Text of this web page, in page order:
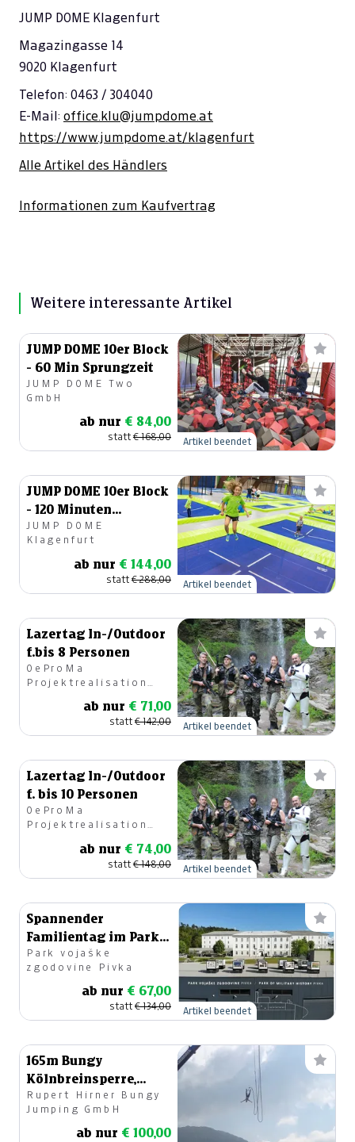
---
---
--- € 0,00
---
--- € 0,00
--- € 0,00
€ 0,00
--- € 0,00
--- € 0,00
--- € 0,00
--- € 0,00
€ 0,00
--- € 0,00
--- € 0,00
€ 0,00
--- € 0,00
--- € 0,00
--- € 0,00
--- € 0,00
€ 0,00
--- € 0,00
--- € 0,00
€ 0,00
JUMP DOME Klagenfurt
Magazingasse 14
9020 Klagenfurt
Telefon: 0463 / 304040
E-Mail: office.klu@jumpdome.at
https://www.jumpdome.at/klagenfurt
Alle Artikel des Händlers
Informationen zum Kaufvertrag
Weitere interessante Artikel
JUMP DOME 10er Block
- 60 Min Sprungzeit
JUMP DOME Two
GmbH
ab nur € 84,00
statt€ 168,00 Artikel beendet
JUMP DOME 10er Block
- 120 Minuten
Sprungzeit
JUMP DOME
Klagenfurt
ab nur € 144,00
statt€ 288,00 Artikel beendet
Lazertag In-/Outdoor
f.bis 8 Personen
OeProMa
Projektrealisation
ab nur € 71,00
statt€ 142,00 Artikel beendet
Lazertag In-/Outdoor
f. bis 10 Personen
OeProMa
Projektrealisation
ab nur € 74,00
statt€ 148,00 Artikel beendet
Spannender
Familientag im Park
der Militärgeschichte
Park vojaške
zgodovine Pivka
ab nur € 67,00
statt€ 134,00 Artikel beendet
165m Bungy
Kölnbreinsperre,
Maltatal
Rupert Hirner Bungy
Jumping GmbH
ab nur € 100,00